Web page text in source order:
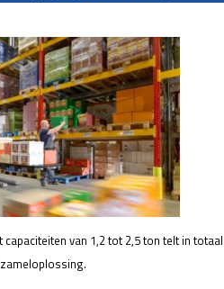
capaciteiten van 1,2 tot 2,5 ton telt in